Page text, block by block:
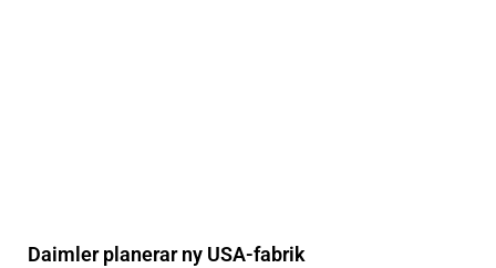
Daimler planerar ny USA-fabrik